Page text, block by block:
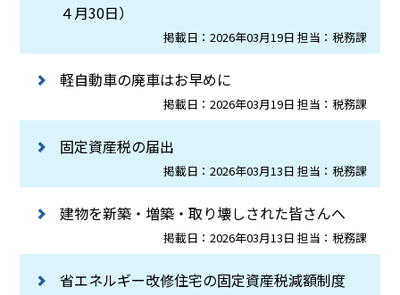
４月30日）
掲載日：2026年03月19日 担当：税務課
軽自動車の廃車はお早めに
掲載日：2026年03月19日 担当：税務課
固定資産税の届出
掲載日：2026年03月13日 担当：税務課
建物を新築・増築・取り壊しされた皆さんへ
掲載日：2026年03月13日 担当：税務課
省エネルギー改修住宅の固定資産税減額制度